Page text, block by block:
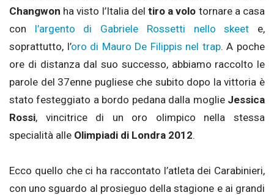
Changwon ha visto l’Italia del tiro a volo tornare a casa
con l’argento di Gabriele Rossetti nello skeet e,
soprattutto, l’oro di Mauro De Filippis nel trap. A poche
ore di distanza dal suo successo, abbiamo raccolto le
parole del 37enne pugliese che subito dopo la vittoria è
stato festeggiato a bordo pedana dalla moglie Jessica
Rossi, vincitrice di un oro olimpico nella stessa
specialità alle Olimpiadi di Londra 2012.
Ecco quello che ci ha raccontato l’atleta dei Carabinieri,
con uno sguardo al prosieguo della stagione e ai grandi